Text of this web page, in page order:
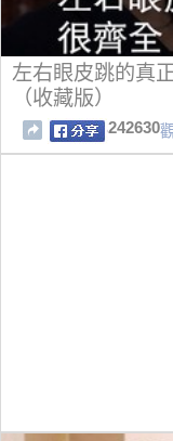
左右眼皮跳的真
（收藏版）
242630